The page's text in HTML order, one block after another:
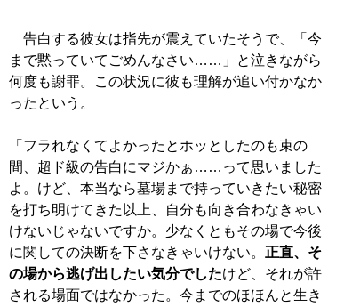
告白する彼女は指先が震えていたそうで、「今
まで黙っていてごめんなさい……」と泣きながら
何度も謝罪。この状況に彼も理解が追い付かなか
ったという。
「フラれなくてよかったとホッとしたのも束の
間、超ド級の告白にマジかぁ……って思いました
よ。けど、本当なら墓場まで持っていきたい秘密
を打ち明けてきた以上、自分も向き合わなきゃい
けないじゃないですか。少なくともその場で今後
に関しての決断を下さなきゃいけない。 正直、そ
の場から逃げ出したい気分でしたけど、それが許
される場面ではなかった。今までのほほんと生き